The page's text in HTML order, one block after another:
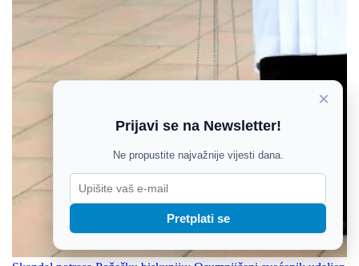
×
Prijavi se na Newsletter!
Ne propustite najvažnije vijesti dana.
Pretplati se